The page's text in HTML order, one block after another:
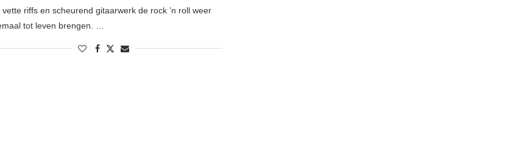
vette riffs en scheurend gitaarwerk de rock ’n roll weer
tot leven brengen. …